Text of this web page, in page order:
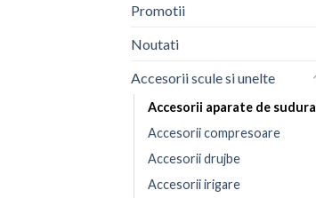
Promotii
Noutati
Accesorii scule si unelte
Accesorii aparate de sudura
Accesorii compresoare
Accesorii drujbe
Accesorii irigare